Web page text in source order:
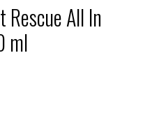
Rescue All In
ml